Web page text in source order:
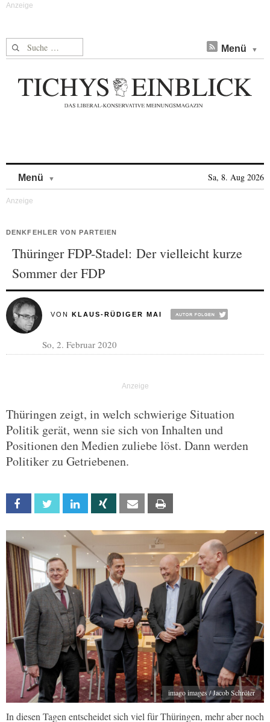
Suche nach: Menü
Menü Sa, 8. Aug 2026
DENKFEHLER VON PARTEIEN
Thüringer FDP-Stadel: Der vielleicht kurze
Sommer der FDP
VON KLAUS-RÜDIGER MAI
So, 2. Februar 2020
Thüringen zeigt, in welch schwierige Situation
Politik gerät, wenn sie sich von Inhalten und
Positionen den Medien zuliebe löst. Dann werden
Politiker zu Getriebenen.
Facebook Twitter Linkedin Xing Email
imago images / Jacob Schröter
In diesen Tagen entscheidet sich viel für Thüringen, mehr aber noch